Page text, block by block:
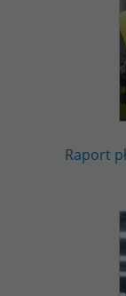
Raport